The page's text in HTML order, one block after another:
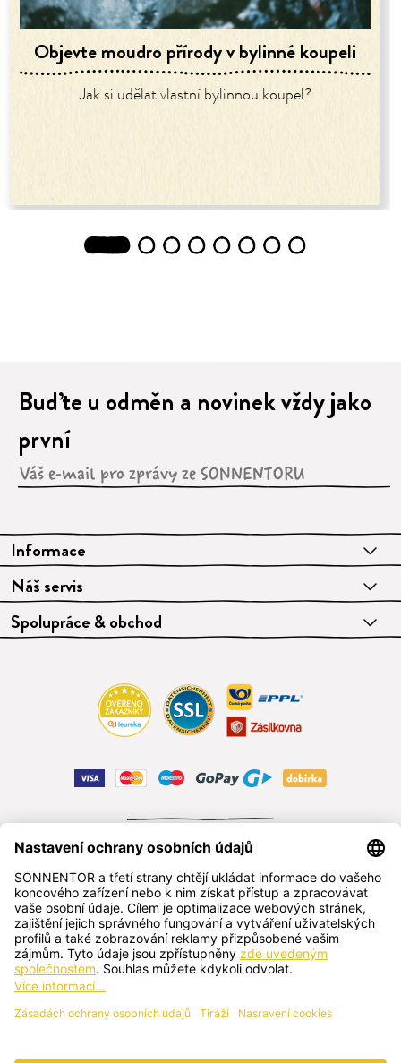
Objevte moudro přírody v bylinné koupeli
Jak si udělat vlastní bylinnou koupel?
1 2 3 4 5 6 7 8
Informace
Náš servis
Spolupráce & obchod
Buďte u odměn a novinek vždy jako
první
čeština
SONNENTOR s.r.o.
Příhon 943, 696 15 Čejkovice, Česká republika
+420 518 362 687 sonnentor@sonnentor.cz